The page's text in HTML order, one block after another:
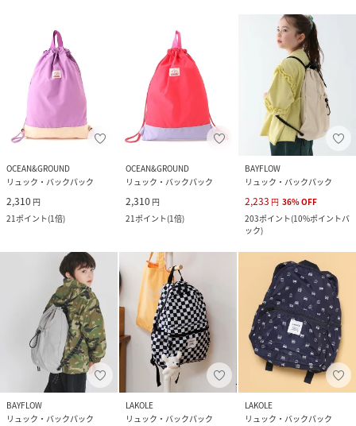
OCEAN&GROUND
リュック・バックパック
2,310 円
21ポイント(1倍)
OCEAN&GROUND
リュック・バックパック
2,310 円
21ポイント(1倍)
BAYFLOW
リュック・バックパック
2,233 円 36%OFF
203ポイント(10%ポイントバ
ック)
BAYFLOW
リュック・バックパック
LAKOLE
リュック・バックパック
LAKOLE
リュック・バックパック